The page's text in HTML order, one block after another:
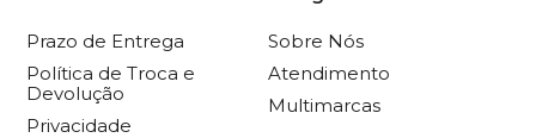
Prazo de Entrega
Política de Troca e
Devolução
Privacidade
Sobre Nós
Atendimento
Multimarcas